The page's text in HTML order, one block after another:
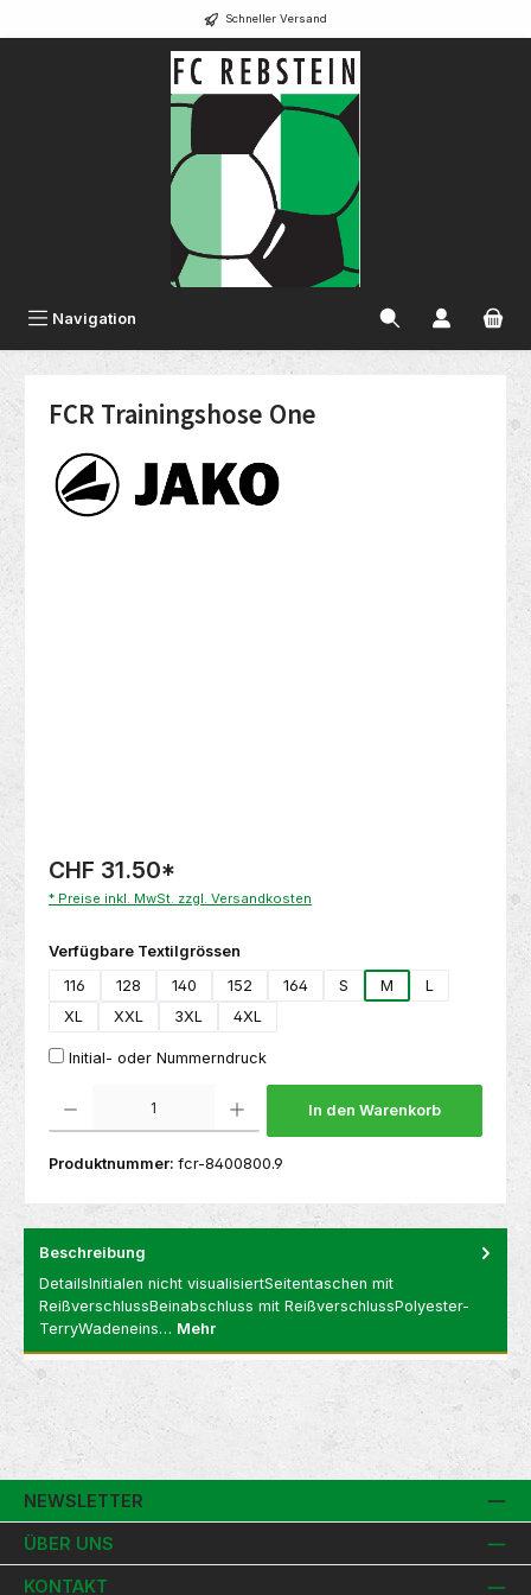
Schneller Versand
Navigation
FCR Trainingshose One
CHF 31.50*
* Preise inkl. MwSt. zzgl. Versandkosten
Verfügbare Textilgrössen
116
128 140 152 164 S M
L
XL
XXL 3XL 4XL
Initial- oder Nummerndruck
Produkt Anzahl: Gib den gewünschten Wert ein oder benutze die Schaltflächen um
In den Warenkorb
Produktnummer: fcr-8400800.9
Beschreibung
DetailsInitialen nicht visualisiertSeitentaschen mit
ReißverschlussBeinabschluss mit ReißverschlussPolyester-
TerryWadeneins… Mehr
NEWSLETTER
ÜBER UNS
KONTAKT